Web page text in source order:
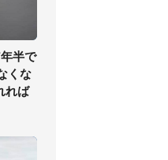
半で
くな
れば